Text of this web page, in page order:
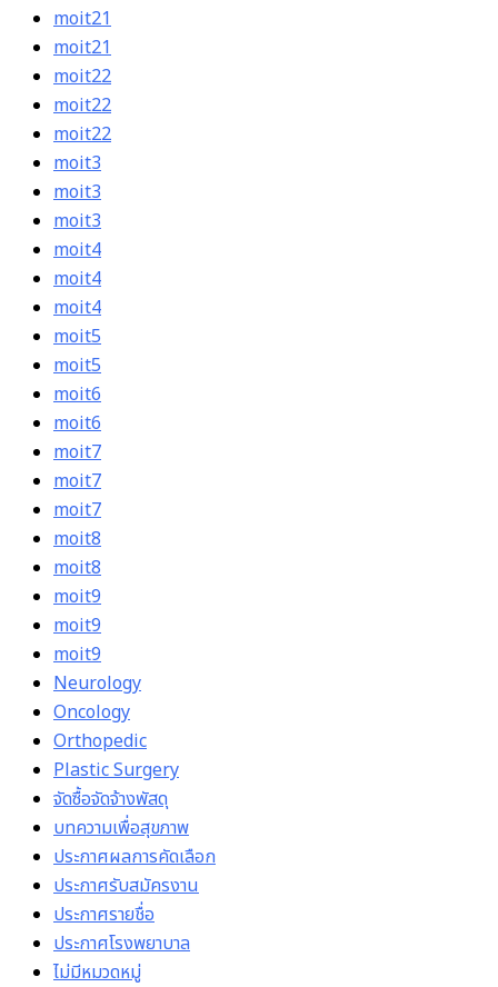
moit21
moit21
moit22
moit22
moit22
moit3
moit3
moit3
moit4
moit4
moit4
moit5
moit5
moit6
moit6
moit7
moit7
moit7
moit8
moit8
moit9
moit9
moit9
Neurology
Oncology
Orthopedic
Plastic Surgery
จัดซื้อจัดจ้างพัสดุ
บทความเพื่อสุขภาพ
ประกาศผลการคัดเลือก
ประกาศรับสมัครงาน
ประกาศรายชื่อ
ประกาศโรงพยาบาล
ไม่มีหมวดหมู่